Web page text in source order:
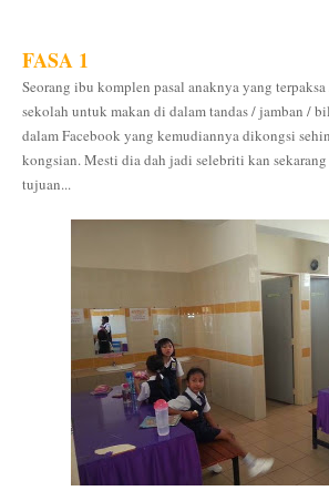
FASA 1
Seorang ibu komplen pasal anaknya yang
sekolah untuk makan di dalam tandas / jamban /
dalam Facebook yang kemudiannya dikongsi
kongsian. Mesti dia dah jadi selebriti kan
tujuan...